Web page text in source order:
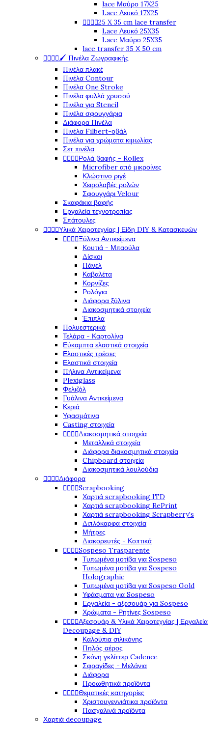
lace Μαύρο 17X25
Lace Λευκό 17X25
25 X 35 cm lace transfer
Lace Λευκό 25X35
Lace Μαύρο 25X35
lace transfer 35 Χ 50 cm
🖌️ Πινέλα Ζωγραφικής
Πινέλα πλακέ
Πινέλα Contour
Πινέλα One Stroke
Πινέλα φυλλά χρυσού
Πινέλα για Stencil
Πινέλα σφουγγάρια
Διάφορα Πινέλα
Πινέλα Filbert-οβάλ
Πινέλα για χρώματα κιμωλίας
Σετ πινέλα
Ρολά βαφής - Rollex
Microfiber από μικροίνες
Κλώστινο ριγέ
Χειρολαβές ρολών
Σφουγγάρι Velour
Σκαφάκια βαφής
Εργαλεία τεχνοτροπίας
Σπάτουλες
Υλικά Χειροτεχνίας | Είδη DIY & Κατασκευών
Ξύλινα Αντικείμενα
Κουτιά - Μπαούλα
Δίσκοι
Πάνελ
Καβαλέτα
Κορνίζες
Ρολόγια
Διάφορα ξύλινα
Διακοσμητικά στοιχεία
Έπιπλα
Πολυεστερικά
Τελάρα - Καρτολίνα
Εύκαμπτα ελαστικά στοιχεία
Ελαστικές τρέσες
Ελαστικά στοιχεία
Πήλινα Αντικείμενα
Plexiglass
Φελιζόλ
Γυάλινα Αντικείμενα
Κεριά
Υφασμάτινα
Casting στοιχεία
Διακοσμητικά στοιχεία
Μεταλλικά στοιχεία
Διάφορα διακοσμητικά στοιχεία
Chipboard στοιχεία
Διακοσμητικά λουλούδια
Διάφορα
Scrapbooking
Χαρτιά scrapbooking ITD
Χαρτιά scrapbooking RePrint
Χαρτιά scrapbooking Scrapberry's
Διπλόκαρφα στοιχεία
Μήτρες
Διακορευτές - Κοπτικά
Sospeso Trasparente
Τυπωμένα μοτίβα για Sospeso
Τυπωμένα μοτίβα για Sospeso
Holographic
Τυπωμένα μοτίβα για Sospeso Gold
Υφάσματα για Sospeso
Εργαλεία - αξεσουάρ για Sospeso
Χρώματα - Ρητίνες Sospeso
Αξεσουάρ & Υλικά Χειροτεχνίας | Εργαλεία
Decoupage & DIY
Καλούπια σιλικόνης
Πηλός αέρος
Σκόνη γκλίττερ Cadence
Σφραγίδες - Μελάνια
Διάφορα
Προωθητικά προϊόντα
Θεματικές κατηγορίες
Χριστουγεννιάτικα προϊόντα
Πασχαλινά προϊόντα
Χαρτιά decoupage